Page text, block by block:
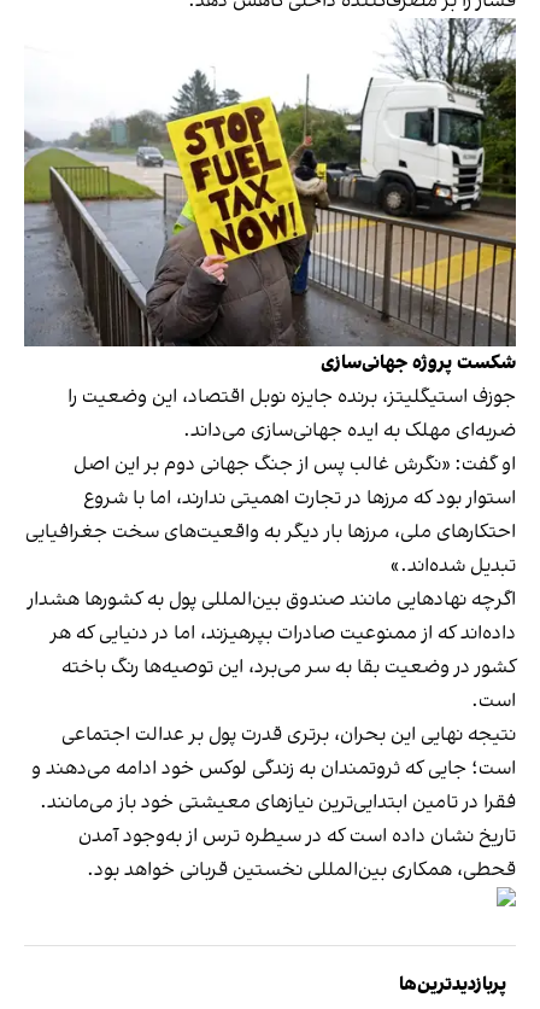
شکست پروژه جهانی‌سازی
جوزف استیگلیتز، برنده جایزه نوبل اقتصاد، این وضعیت را
ضربه‌ای مهلک به ایده جهانی‌سازی می‌داند.
او گفت: «نگرش غالب پس از جنگ جهانی دوم بر این اصل
استوار بود که مرزها در تجارت اهمیتی ندارند، اما با شروع
احتکارهای ملی، مرزها بار دیگر به واقعیت‌های سخت جغرافیایی
تبدیل شده‌اند.»
اگرچه نهادهایی مانند صندوق بین‌المللی پول به کشورها هشدار
داده‌اند که از ممنوعیت صادرات بپرهیزند، اما در دنیایی که هر
کشور در وضعیت بقا به سر می‌برد، این توصیه‌ها رنگ باخته
است.
نتیجه نهایی این بحران، برتری قدرت پول بر عدالت اجتماعی
است؛ جایی که ثروتمندان به زندگی لوکس خود ادامه می‌دهند و
فقرا در تامین ابتدایی‌ترین نیازهای معیشتی خود باز می‌مانند.
تاریخ نشان داده است که در سیطره ترس از به‌وجود آمدن
قحطی، همکاری بین‌المللی نخستین قربانی خواهد بود.
پربازدیدترین‌ها